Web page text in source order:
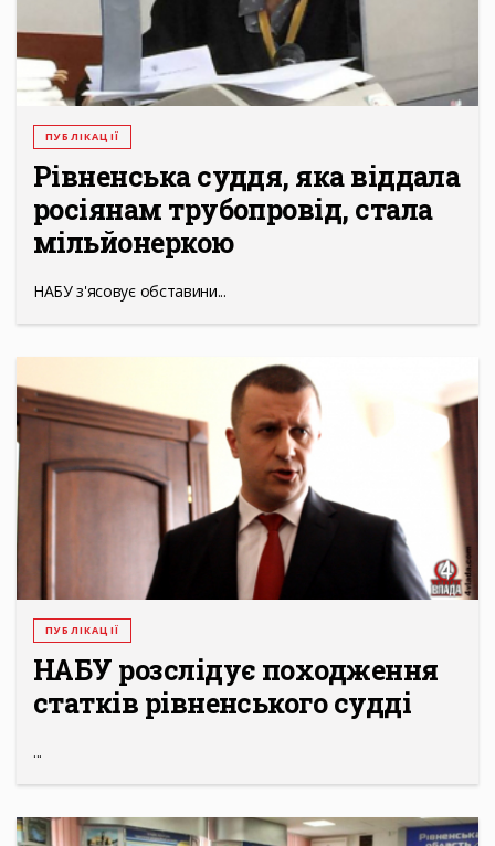
ПУБЛІКАЦІЇ
Рівненська суддя, яка віддала
росіянам трубопровід, стала
мільйонеркою
НАБУ з'ясовує обставини...
ПУБЛІКАЦІЇ
НАБУ розслідує походження
статків рівненського судді
...